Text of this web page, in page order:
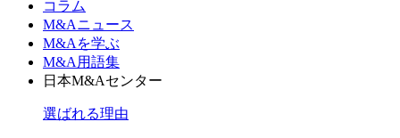
コラム
M&Aニュース
M&Aを学ぶ
M&A用語集
日本M&Aセンター
選ばれる理由